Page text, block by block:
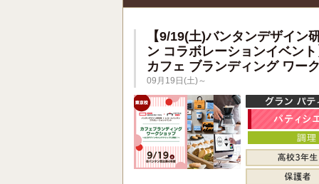
【9/19(土)バンタンデザイン
ン コラボレーションイベン
カフェ ブランディング ワー
09月19日(土)～